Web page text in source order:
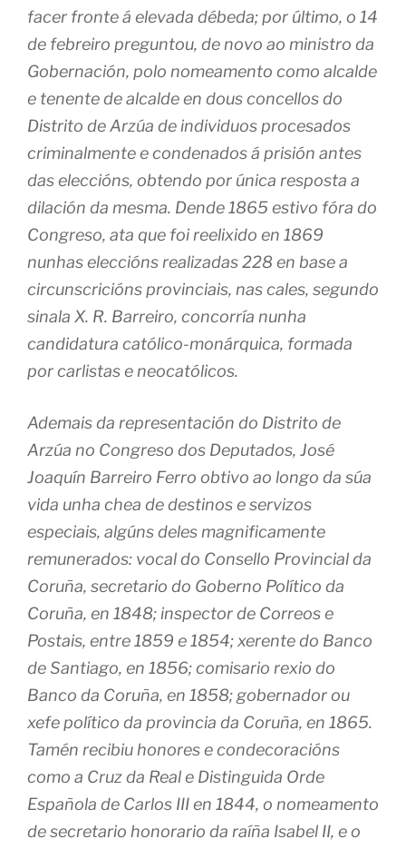
facer fronte á elevada débeda; por último, o 14
de febreiro preguntou, de novo ao ministro da
Gobernación, polo nomeamento como alcalde
e tenente de alcalde en dous concellos do
Distrito de Arzúa de individuos procesados
criminalmente e condenados á prisión antes
das eleccións, obtendo por única resposta a
dilación da mesma. Dende 1865 estivo fóra do
Congreso, ata que foi reelixido en 1869
nunhas eleccións realizadas 228 en base a
circunscricións provinciais, nas cales, segundo
sinala X. R. Barreiro, concorría nunha
candidatura católico-monárquica, formada
por carlistas e neocatólicos.
Ademais da representación do Distrito de
Arzúa no Congreso dos Deputados, José
Joaquín Barreiro Ferro obtivo ao longo da súa
vida unha chea de destinos e servizos
especiais, algúns deles magnificamente
remunerados: vocal do Consello Provincial da
Coruña, secretario do Goberno Político da
Coruña, en 1848; inspector de Correos e
Postais, entre 1859 e 1854; xerente do Banco
de Santiago, en 1856; comisario rexio do
Banco da Coruña, en 1858; gobernador ou
xefe político da provincia da Coruña, en 1865.
Tamén recibiu honores e condecoracións
como a Cruz da Real e Distinguida Orde
Española de Carlos III en 1844, o nomeamento
de secretario honorario da raíña Isabel II, e o